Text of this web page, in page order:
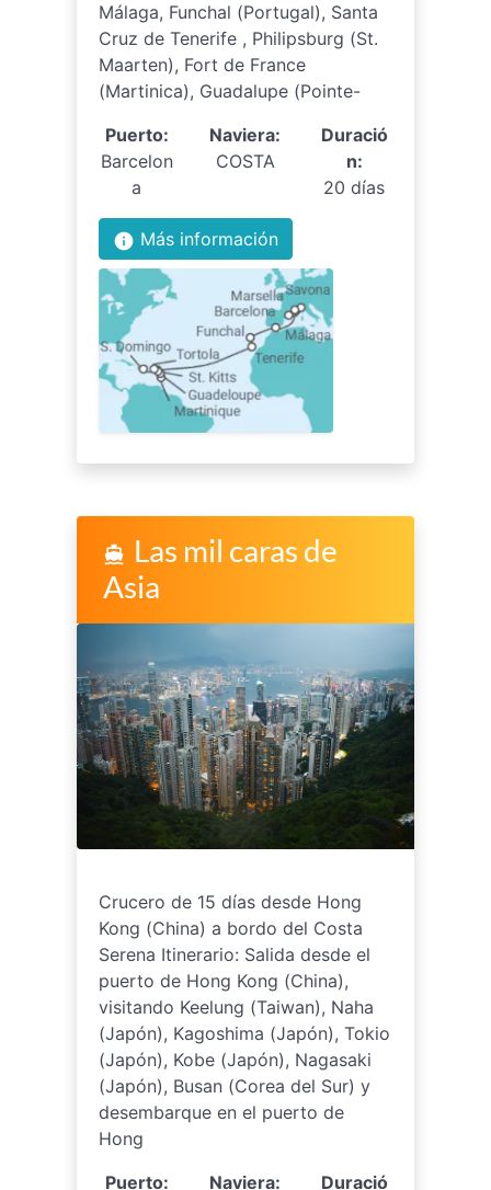
Málaga, Funchal (Portugal), Santa
Cruz de Tenerife , Philipsburg (St.
Maarten), Fort de France
(Martinica), Guadalupe (Pointe-
Puerto:
Barcelon
a
Naviera:
COSTA
Duració
n:
20 días
info Más información
directions_boat Las mil caras de
Asia
Crucero de 15 días desde Hong
Kong (China) a bordo del Costa
Serena Itinerario: Salida desde el
puerto de Hong Kong (China),
visitando Keelung (Taiwan), Naha
(Japón), Kagoshima (Japón), Tokio
(Japón), Kobe (Japón), Nagasaki
(Japón), Busan (Corea del Sur) y
desembarque en el puerto de
Hong
Puerto:
Naviera: Duració